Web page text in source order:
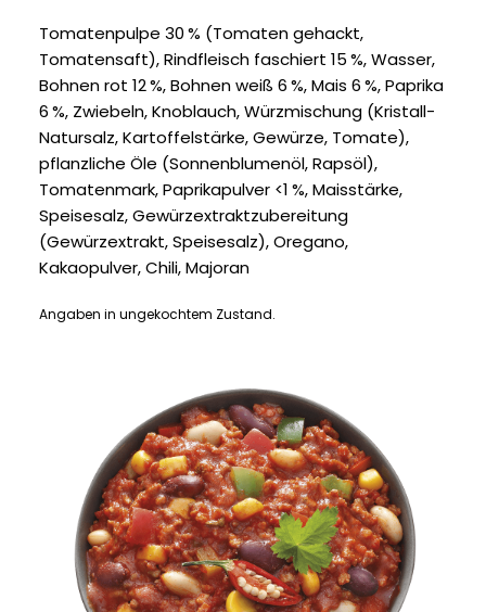
Tomatenpulpe 30 % (Tomaten gehackt,
Tomatensaft), Rindfleisch faschiert 15 %, Wasser,
Bohnen rot 12 %, Bohnen weiß 6 %, Mais 6 %, Paprika
6 %, Zwiebeln, Knoblauch, Würzmischung (Kristall-
Natursalz, Kartoffelstärke, Gewürze, Tomate),
pflanzliche Öle (Sonnenblumenöl, Rapsöl),
Tomatenmark, Paprikapulver <1 %, Maisstärke,
Speisesalz, Gewürzextraktzubereitung
(Gewürzextrakt, Speisesalz), Oregano,
Kakaopulver, Chili, Majoran
Angaben in ungekochtem Zustand.